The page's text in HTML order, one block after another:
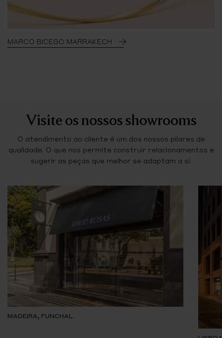
MARCO BICEGO MARRAKECH
Visite os nossos showrooms
O atendimento ao cliente é um dos nossos pilares de
qualidade. O que nos permite construir relacionamentos e
sugerir as peças que melhor se adaptam a si.
MADEIRA, FUNCHAL